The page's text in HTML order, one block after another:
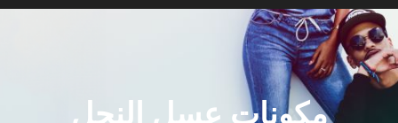
مكونات عسل النحل